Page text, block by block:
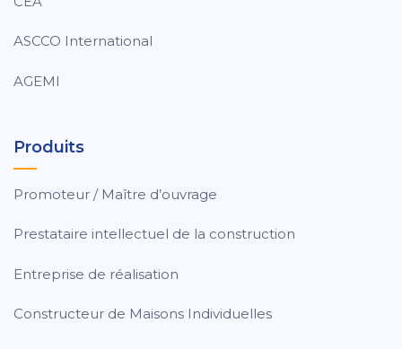
ASCCO International
AGEMI
Produits
Promoteur / Maître d’ouvrage
Prestataire intellectuel de la construction
Entreprise de réalisation
Constructeur de Maisons Individuelles